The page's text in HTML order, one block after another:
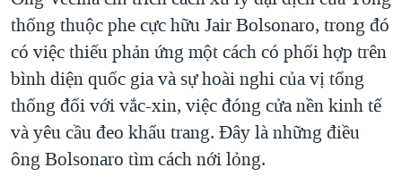
thống thuộc phe cực hữu Jair Bolsonaro, trong đó
có việc thiếu phản ứng một cách có phối hợp trên
bình diện quốc gia và sự hoài nghi của vị tổng
thống đối với vắc-xin, việc đóng cửa nền kinh tế
và yêu cầu đeo khẩu trang. Đây là những điều
ông Bolsonaro tìm cách nới lỏng.